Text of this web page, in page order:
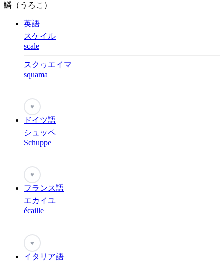
鱗（うろこ）
英語
スケイル
scale
スクゥエイマ
squama
♥
ドイツ語
シュッペ
Schuppe
♥
フランス語
エカイユ
écaille
♥
イタリア語